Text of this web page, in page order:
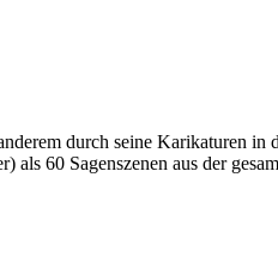
durch seine Karikaturen in
60 Sagenszenen aus der